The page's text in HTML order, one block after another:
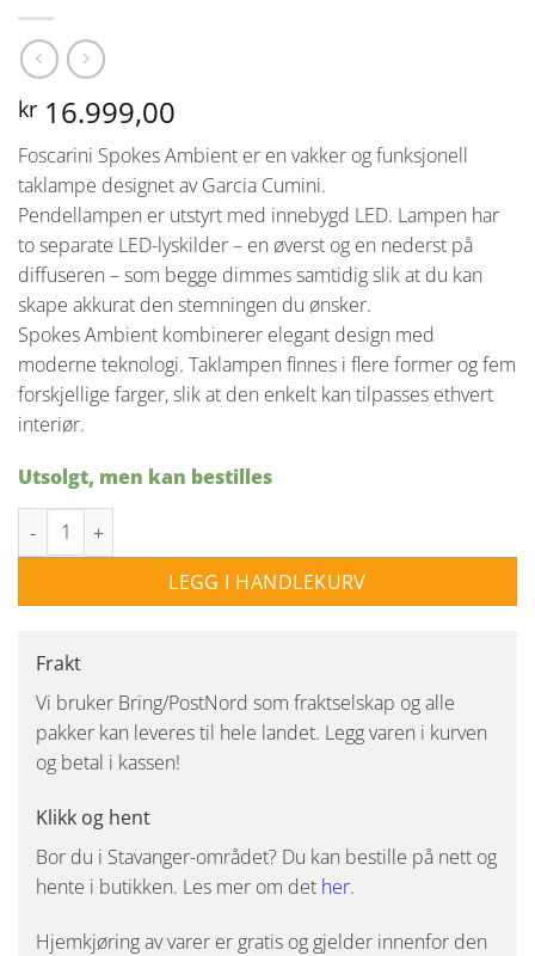
kr 16.999,00
Foscarini Spokes Ambient er en vakker og funksjonell
taklampe designet av Garcia Cumini.
Pendellampen er utstyrt med innebygd LED. Lampen har
to separate LED-lyskilder – en øverst og en nederst på
diffuseren – som begge dimmes samtidig slik at du kan
skape akkurat den stemningen du ønsker.
Spokes Ambient kombinerer elegant design med
moderne teknologi. Taklampen finnes i flere former og fem
forskjellige farger, slik at den enkelt kan tilpasses ethvert
interiør.
Utsolgt, men kan bestilles
Forscarini Spokes 1 Ambient Dim - Gull antall
LEGG I HANDLEKURV
Frakt
Vi bruker Bring/PostNord som fraktselskap og alle
pakker kan leveres til hele landet. Legg varen i kurven
og betal i kassen!
Klikk og hent
Bor du i Stavanger-området? Du kan bestille på nett og
hente i butikken. Les mer om det her.
Hjemkjøring av varer er gratis og gjelder innenfor den